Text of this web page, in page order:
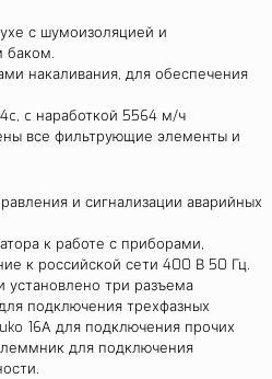
с шумоизоляцией и
баком.
накаливания, для обеспечения
c наработкой 5564 м/ч
все фильтрующие элементы и
и сигнализации аварийных
к работе с приборами,
к российской сети 400 В 50 Гц.
установлено три разъема
подключения трехфазных
16А для подключения прочих
для подключения